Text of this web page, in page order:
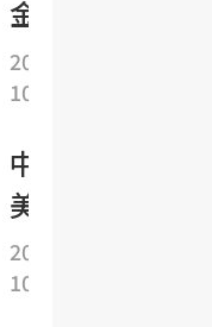
磋商
成果
項重
要經
貿議
題形
成初
步共
識
金管
局：
9月
匯儲
備資
產總
額初
2025-
10-27
中
美
在
馬
2025-
10-27